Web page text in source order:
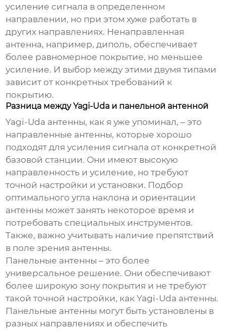
усиление сигнала в определенном
направлении, но при этом хуже работать в
других направлениях. Ненаправленная
антенна, например, диполь, обеспечивает
более равномерное покрытие, но меньшее
усиление. И выбор между этими двумя типами
зависит от конкретных требований к
покрытию.
Разница между Yagi-Uda и панельной антенной
Yagi-Uda антенны, как я уже упоминал, – это
направленные антенны, которые хорошо
подходят для усиления сигнала от конкретной
базовой станции. Они имеют высокую
направленность и усиление, но требуют
точной настройки и установки. Подбор
оптимального угла наклона и ориентации
антенны может занять некоторое время и
потребовать специальных инструментов.
Также, важно учитывать наличие препятствий
в поле зрения антенны.
Панельные антенны – это более
универсальное решение. Они обеспечивают
более широкую зону покрытия и не требуют
такой точной настройки, как Yagi-Uda антенны.
Панельные антенны могут быть установлены в
разных направлениях и обеспечить